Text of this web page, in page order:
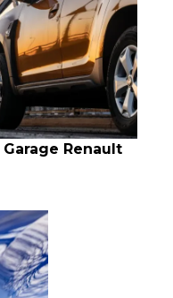
Garage Renault